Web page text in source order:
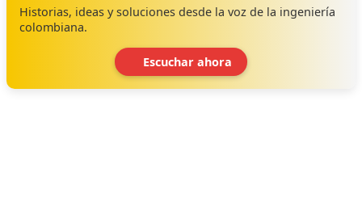
Historias, ideas y soluciones desde la voz de la ingeniería
colombiana.
Escuchar ahora